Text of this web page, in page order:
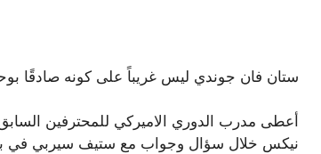
ستان فان جوندي ليس غريباً على كونه صادقًا
نيكس خلال سؤال وجواب مع ستيف سيربي في